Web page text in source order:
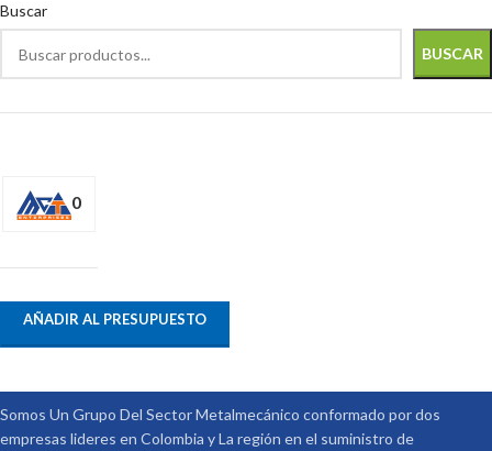
Buscar
BUSCAR
0
AÑADIR AL PRESUPUESTO
Somos Un Grupo Del Sector Metalmecánico conformado por dos
empresas lideres en Colombia y La región en el suministro de